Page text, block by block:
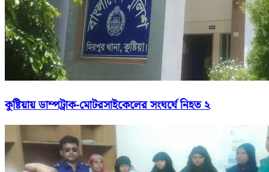
কুষ্টিয়ায় ডাম্পট্রাক-মোটরসাইকেলের সংঘর্ঘে নিহত ২